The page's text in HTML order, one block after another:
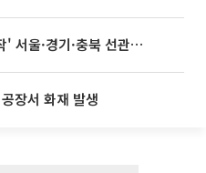
·충북 선관위 등 추가 압수수색
장서 화재 발생